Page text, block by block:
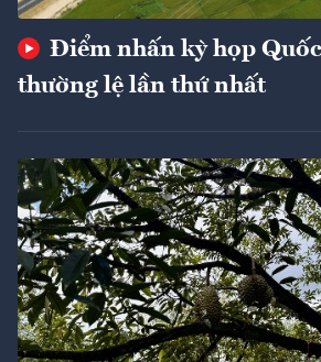
Điểm nhấn kỳ họp
thường lệ lần thứ nhất